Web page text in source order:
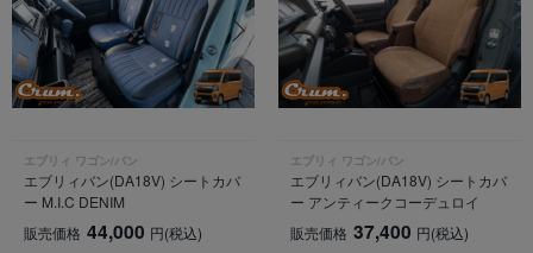
エブリィ ワゴン/バン
エブリィバン(DA18V) シートカバ
ー M.I.C DENIM
販売価格 44,000 円(税込)
エブリィ ワゴン/バン
エブリィバン(DA18V) シートカバ
ー アンティークコーデュロイ
販売価格 37,400 円(税込)